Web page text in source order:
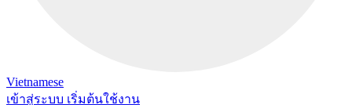
Vietnamese
เข้าสู่ระบบ เริ่มต้นใช้งาน